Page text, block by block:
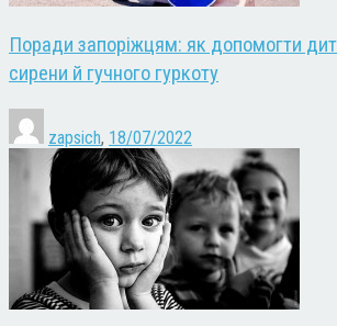
Поради запоріжцям: як допомогти
сирени й гучного гуркоту
zapsich, 18/07/2022